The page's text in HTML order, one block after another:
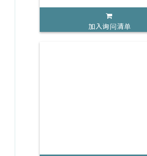
加入询问清单